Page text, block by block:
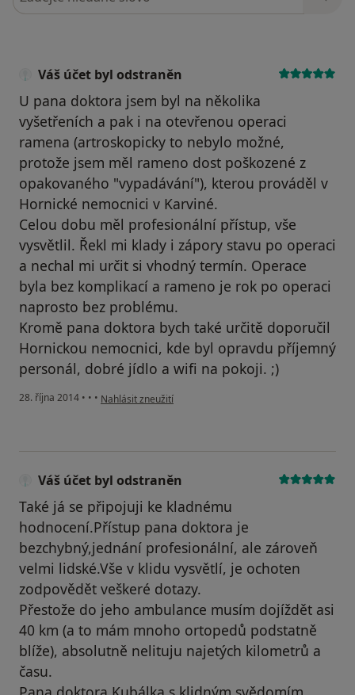
Váš účet byl odstraněn
U pana doktora jsem byl na několika
vyšetřeních a pak i na otevřenou operaci
ramena (artroskopicky to nebylo možné,
protože jsem měl rameno dost poškozené z
opakovaného "vypadávání"), kterou prováděl v
Hornické nemocnici v Karviné.
Celou dobu měl profesionální přístup, vše
vysvětlil. Řekl mi klady i zápory stavu po operaci
a nechal mi určit si vhodný termín. Operace
byla bez komplikací a rameno je rok po operaci
naprosto bez problému.
Kromě pana doktora bych také určitě doporučil
Hornickou nemocnici, kde byl opravdu příjemný
personál, dobré jídlo a wifi na pokoji. ;)
28. října 2014 • • • podle názoru uživatele Váš účet byl odstraněn
Nahlásit zneužití
Váš účet byl odstraněn
Také já se připojuji ke kladnému
hodnocení.Přístup pana doktora je
bezchybný,jednání profesionální, ale zároveň
velmi lidské.Vše v klidu vysvětlí, je ochoten
zodpovědět veškeré dotazy.
Přestože do jeho ambulance musím dojíždět asi
40 km (a to mám mnoho ortopedů podstatně
blíže), absolutně nelituju najetých kilometrů a
času.